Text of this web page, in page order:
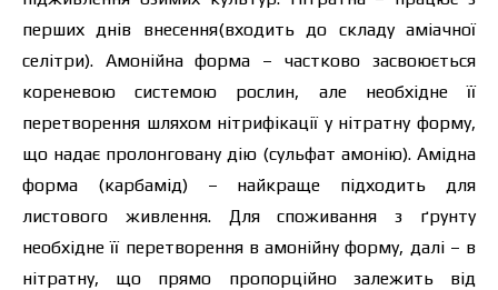
перших днів внесення(входить до складу аміачної
селітри). Амонійнаформа – частково засвоюється
кореневою системою рослин, але необхідне її
перетворення шляхом нітрифікації у нітратну форму,
що надає пролонговану дію (сульфат амонію). Амідна
форма (карбамід)– найкраще підходить для
листового живлення. Для споживання з ґрунту
необхідне її перетворення в амонійну форму, далі – в
нітратну, що прямо пропорційно залежить від